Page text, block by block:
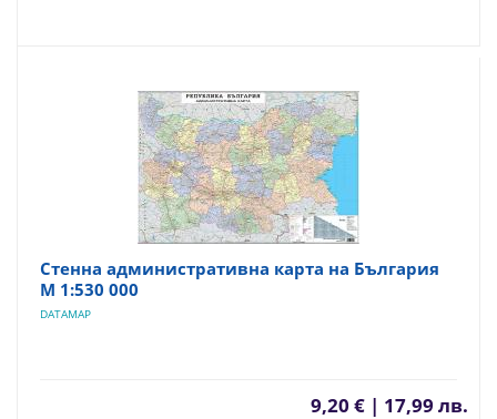
Стенна административна карта на България
М 1:530 000
DATAMAP
9,20 € | 17,99 лв.